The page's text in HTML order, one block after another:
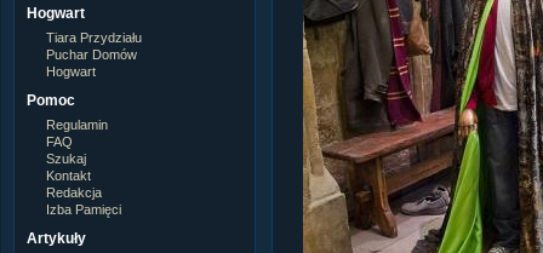
Hogwart
Tiara Przydziału
Puchar Domów
Hogwart
Pomoc
Regulamin
FAQ
Szukaj
Kontakt
Redakcja
Izba Pamięci
Artykuły